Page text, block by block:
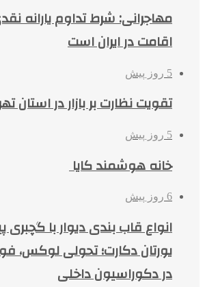
مهاجرانی: شرط تداوم یارانه
اقامت در ایران است
5 روز پیش
تقویت نظارت بر بازار در استان
5 روز پیش
خانه هوشمند کایا
6 روز پیش
انواع قاب بندی دیوار با
یورتان دکارت؛ تحولی لوکس،
در دکوراسیون داخلی